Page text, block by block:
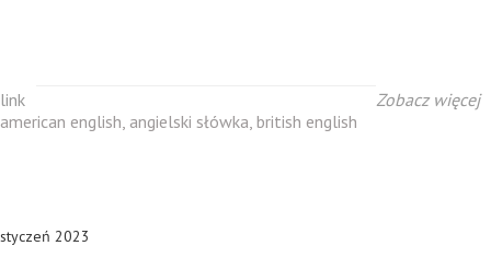
link
Zobacz więcej
american english, angielski słówka, british english
styczeń 2023